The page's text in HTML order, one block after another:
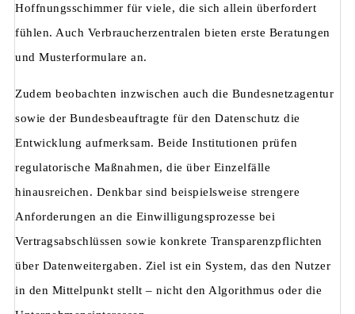
Hoffnungsschimmer für viele, die sich allein überfordert
fühlen. Auch Verbraucherzentralen bieten erste Beratungen
und Musterformulare an.
Zudem beobachten inzwischen auch die Bundesnetzagentur
sowie der Bundesbeauftragte für den Datenschutz die
Entwicklung aufmerksam. Beide Institutionen prüfen
regulatorische Maßnahmen, die über Einzelfälle
hinausreichen. Denkbar sind beispielsweise strengere
Anforderungen an die Einwilligungsprozesse bei
Vertragsabschlüssen sowie konkrete Transparenzpflichten
über Datenweitergaben. Ziel ist ein System, das den Nutzer
in den Mittelpunkt stellt – nicht den Algorithmus oder die